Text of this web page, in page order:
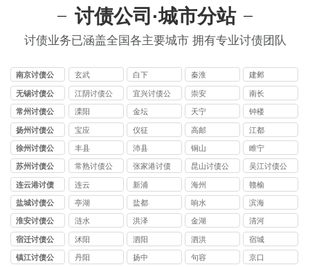
讨债公司·城市分站
讨债业务已涵盖全国各主要城市 拥有专业讨债团队
南京讨债公
司
玄武 白下 秦淮 建邺
无锡讨债公
司
江阴讨债公
司
宜兴讨债公
司
崇安 南长
常州讨债公
司
溧阳 金坛 天宁 钟楼
扬州讨债公
司
宝应 仪征 高邮 江都
徐州讨债公
司
丰县 沛县 铜山 睢宁
苏州讨债公
司
常熟讨债公
司
张家港讨债
公司
昆山讨债公
司
吴江讨债公
司
连云港讨债
公司
连云 新浦 海州 赣榆
盐城讨债公
司
亭湖 盐都 响水 滨海
淮安讨债公
司
涟水 洪泽 金湖 清河
宿迁讨债公
司
沭阳 泗阳 泗洪 宿城
镇江讨债公
丹阳 扬中 句容 京口